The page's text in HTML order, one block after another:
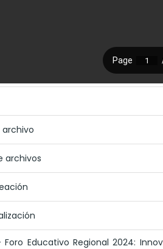
archivos
Educativo Regional 2024: